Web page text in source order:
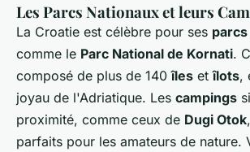
Les Parcs Nationaux et leurs
La Croatie est célèbre pour ses
comme le Parc National de Kornati.
composé de plus de 140îles etîlots,
joyau de l'Adriatique. Les campings
proximité, comme ceux de Dugi Otok
parfaits pour les amateurs de nature.